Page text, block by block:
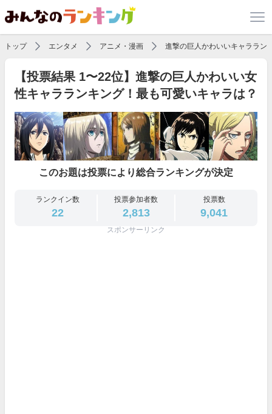
トップ エンタメ アニメ・漫画 進撃の巨人かわいいキャララン
【投票結果 1〜22位】進撃の巨人かわいい女
性キャラランキング！最も可愛いキャラは？
このお題は投票により総合ランキングが決定
ランクイン数
22
投票参加者数
2,813
投票数
9,041
スポンサーリンク